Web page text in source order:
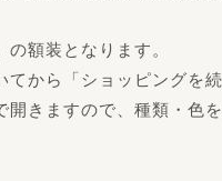
額装となります。
から「ショッピングを
きますので、種類・色